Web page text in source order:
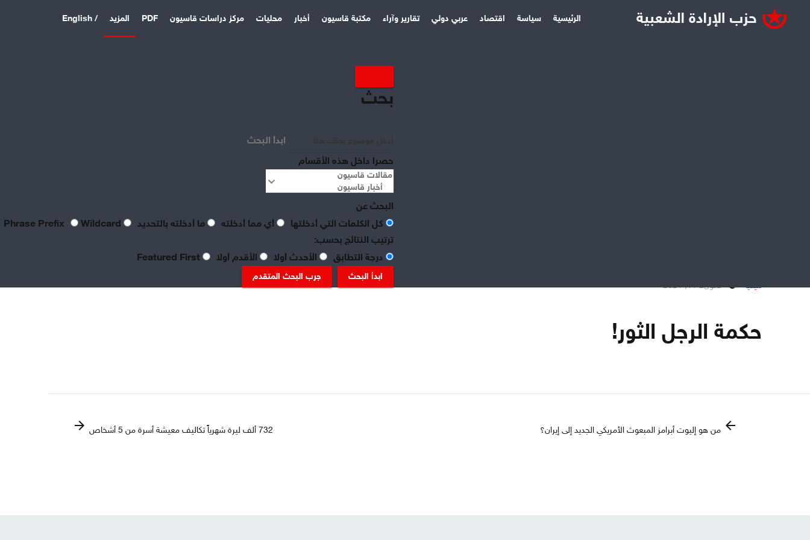
الرئيسية سياسة اقتصاد عربي دولي تقارير وآراء مكتبة قاسيون أخبار محليات مركز دراسات قاسيون PDF المزيد / English
بحث
ابدأ البحث
حصرا داخل هذه الأقسام
البحث عن
كل الكلمات التي أدخلتها
أي مما أدخلته ما أدخلته بالتحديد
Wildcard
ترتيب النتائج بحسب:
درجة التطابق
الأحدث أولا الأقدم أولا
ابدأ البحث جرب البحث المتقدم
share
ميديا كانون2 11, 2021
حكمة الرجل الثور!
arrow_back من هو إليوت أبرامز المبعوث الأمريكي الجديد إلى إيران؟ 732 ألف ليرة شهرياً تكاليف معيشة أسرة من 5 أشخاص arrow_forward